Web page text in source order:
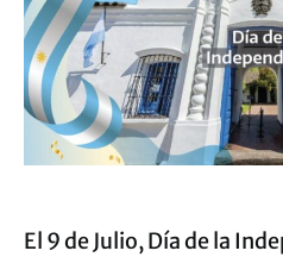
El 9 de Julio, Día de la